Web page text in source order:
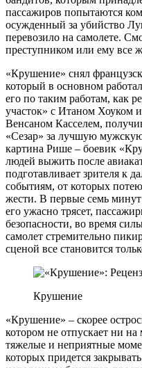
пассажиров попытаются
осужденный за убийство
перевозило на самолете.
преступником или ему все
«Крушение» снял
который в основном
его по таким работам, как
участок» с Итаном Хоуком
Венсаном Касселем,
«Сезар» за лучшую
картина Рише – боевик
людей выжить после
подготавливает зрителя к
событиям, от которых
жести. В первые семь
его ужасно трясет,
безопасности, во время
самолет стремительно
сценой все становится
Крушение
«Крушение» – скорее
котором не отпускает ни
тяжелые и неприятные
которых придется